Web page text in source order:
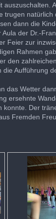
auszuschalten.
trugen natürlich
dann die
der Dr.-
Feier zur
Rahmen
den
die Aufführung
das Wetter
ersehnte
konnte. Der
Fremden